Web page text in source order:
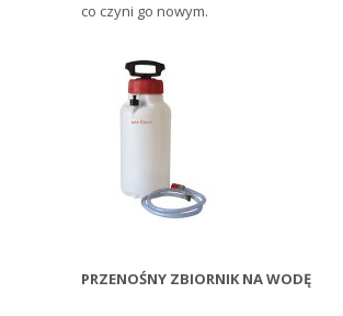
co czyni go nowym.
PRZENOŚNY ZBIORNIK NA WODĘ